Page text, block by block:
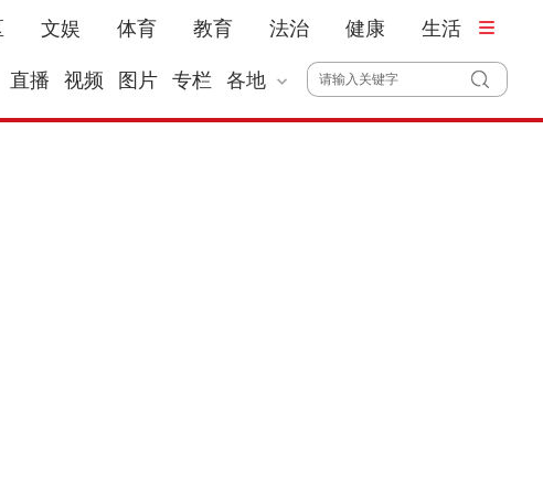
文娱 体育 教育 法治 健康 生活
直播 视频 图片 专栏 各地